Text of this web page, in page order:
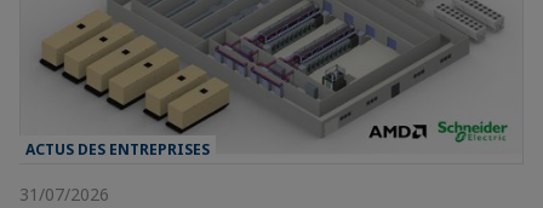
ACTUS DES ENTREPRISES
31/07/2026